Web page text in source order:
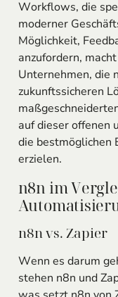
Workflows, die
moderner
Möglichkeit,
anzufordern,
Unternehmen, die
zukunftssicheren
auf dieser offenen
die bestmöglichen
erzielen.
n8n im
n8n vs. Zapier
Wenn es darum
stehen n8n und